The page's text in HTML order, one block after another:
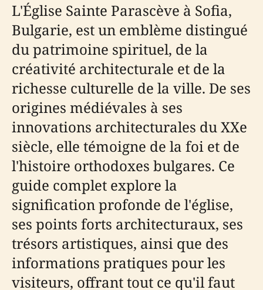
L'Église Sainte Parascève à Sofia,
Bulgarie, est un emblème distingué
du patrimoine spirituel, de la
créativité architecturale et de la
richesse culturelle de la ville. De ses
origines médiévales à ses
innovations architecturales du XXe
siècle, elle témoigne de la foi et de
l'histoire orthodoxes bulgares. Ce
guide complet explore la
signification profonde de l'église,
ses points forts architecturaux, ses
trésors artistiques, ainsi que des
informations pratiques pour les
visiteurs, offrant tout ce qu'il faut